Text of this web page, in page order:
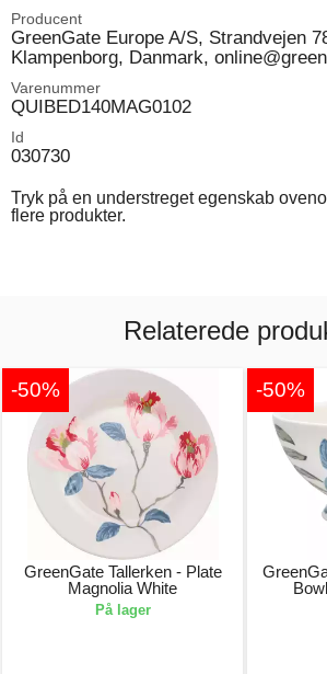
Producent
GreenGate Europe A/S, Strandvejen
Klampenborg, Danmark,
Varenummer
QUIBED140MAG0102
Id
030730
Tryk på en understreget egenskab
flere produkter.
Relaterede
-50%
GreenGate Tallerken - Plate
Magnolia White
På lager
-50%